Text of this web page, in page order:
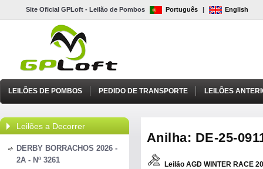
Site Oficial GPLoft - Leilão de Pombos Português | English
LEILÕES DE POMBOS PEDIDO DE TRANSPORTE LEILÕES
Leilões a Decorrer
DERBY BORRACHOS 2026 -
2A - Nº 3261
Anilha: DE-25-
Leilão AGD WINTER RACE